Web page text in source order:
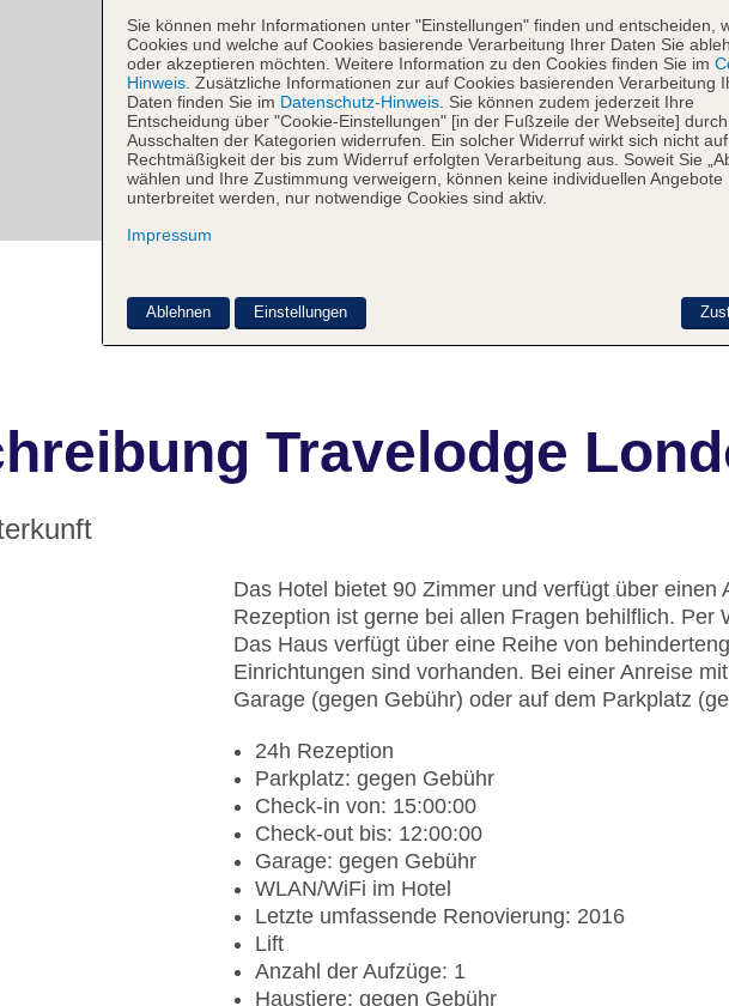
Travelodge
Das Hotel bietet 90 Zimmer und verfügt über
Rezeption ist gerne bei allen Fragen behilflich.
Das Haus verfügt über eine Reihe von
Einrichtungen sind vorhanden. Bei einer Anreise
Garage (gegen Gebühr) oder auf dem Parkplatz
24h Rezeption
Parkplatz: gegen Gebühr
Check-in von: 15:00:00
Check-out bis: 12:00:00
Garage: gegen Gebühr
WLAN/WiFi im Hotel
Letzte umfassende Renovierung: 2016
Lift
Anzahl der Aufzüge: 1
Haustiere: gegen Gebühr
Sie können mehr Informationen unter "Einstellungen" finden und entscheiden,
Cookies und welche auf Cookies basierende Verarbeitung Ihrer Daten Sie
oder akzeptieren möchten. Weitere Information zu den Cookies finden Sie im
Hinweis. Zusätzliche Informationen zur auf Cookies basierenden Verarbeitung
Daten finden Sie im Datenschutz-Hinweis. Sie können zudem jederzeit Ihre
Entscheidung über "Cookie-Einstellungen" [in der Fußzeile der Webseite] durch
Ausschalten der Kategorien widerrufen. Ein solcher Widerruf wirkt sich nicht
Rechtmäßigkeit der bis zum Widerruf erfolgten Verarbeitung aus. Soweit Sie
wählen und Ihre Zustimmung verweigern, können keine individuellen Angebote
unterbreitet werden, nur notwendige Cookies sind aktiv.
Impressum
Ablehnen Einstellungen